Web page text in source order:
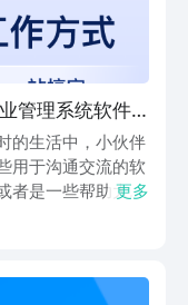
管理系统软件
的生活中，小伙伴
用于沟通交流的软
者是一些帮助大家
什么那其中哪些
更多